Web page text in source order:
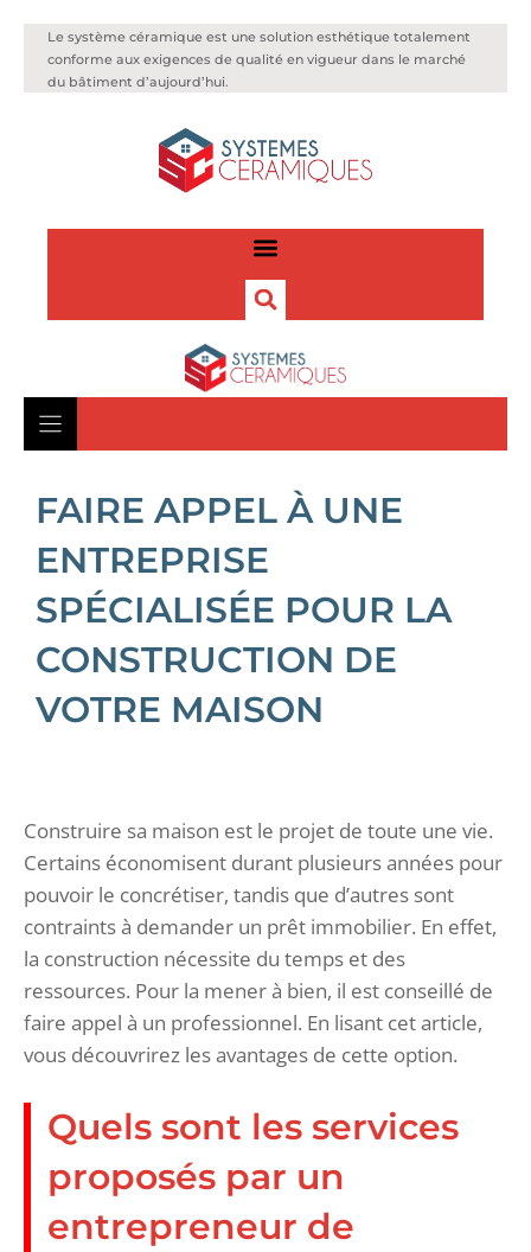
Le système céramique est une solution esthétique totalement
conforme aux exigences de qualité en vigueur dans le marché
du bâtiment d’aujourd’hui.
FAIRE APPEL À UNE
ENTREPRISE
SPÉCIALISÉE POUR LA
CONSTRUCTION DE
VOTRE MAISON
Construire sa maison est le projet de toute une vie.
Certains économisent durant plusieurs années pour
pouvoir le concrétiser, tandis que d’autres sont
contraints à demander un prêt immobilier. En effet,
la construction nécessite du temps et des
ressources. Pour la mener à bien, il est conseillé de
faire appel à un professionnel. En lisant cet article,
vous découvrirez les avantages de cette option.
Quels sont les services
proposés par un
entrepreneur de